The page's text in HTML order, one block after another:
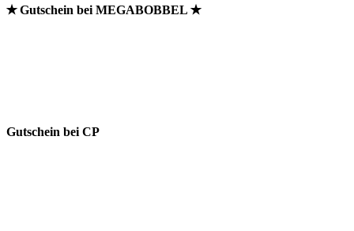
✭ Gutschein bei MEGABOBBEL ✭
Gutschein bei CP